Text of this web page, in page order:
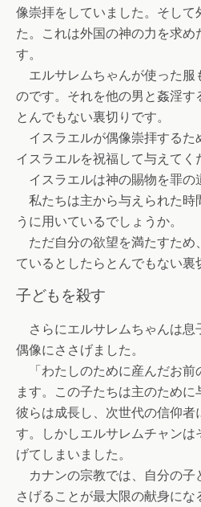
像崇拝をしていました。そして
た。これは外国の神の力を求め
す。
エルサレムちゃんが使った服
のです。それを他の男と姦淫す
とんでもない裏切りです。
イスラエルが偶像崇拝するた
イスラエルを祝福して与えてく
イスラエルは神の賜物を罪の
私たちは主から与えられた時
うに用いているでしょうか。
ただ自分の欲望を満たすため
ているとしたらとんでもない裏
子どもを殺す
さらにエルサレムちゃんは息
偶像にささげました。
「わたしのために産んだお前
ます。この子たちは主のために
彼らは成長し、次世代の信仰
す。しかしエルサレムチャンは
げてしまいました。
カナンの宗教では、自分の子
さげることが最大限の献身にな